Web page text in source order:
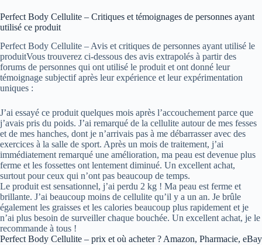
Perfect Body Cellulite – Critiques et témoignages de personnes ayant
utilisé ce produit
Perfect Body Cellulite – Avis et critiques de personnes ayant utilisé le
produitVous trouverez ci-dessous des avis extrapolés à partir des
forums de personnes qui ont utilisé le produit et ont donné leur
témoignage subjectif après leur expérience et leur expérimentation
uniques :
J’ai essayé ce produit quelques mois après l’accouchement parce que
j’avais pris du poids. J’ai remarqué de la cellulite autour de mes fesses
et de mes hanches, dont je n’arrivais pas à me débarrasser avec des
exercices à la salle de sport. Après un mois de traitement, j’ai
immédiatement remarqué une amélioration, ma peau est devenue plus
ferme et les fossettes ont lentement diminué. Un excellent achat,
surtout pour ceux qui n’ont pas beaucoup de temps.
Le produit est sensationnel, j’ai perdu 2 kg ! Ma peau est ferme et
brillante. J’ai beaucoup moins de cellulite qu’il y a un an. Je brûle
également les graisses et les calories beaucoup plus rapidement et je
n’ai plus besoin de surveiller chaque bouchée. Un excellent achat, je le
recommande à tous !
Perfect Body Cellulite – prix et où acheter ? Amazon, Pharmacie, eBay